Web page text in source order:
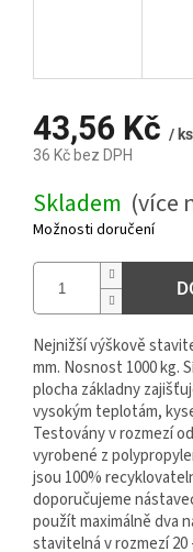
43,56 Kč / ks
36 Kč bez DPH
cena:
Skladem (více
Možnosti doručení
Nejnižší výškově
mm. Nosnost 1000 kg.
plocha základny
vysokým teplotám,
Testovány v rozmezí
vyrobené z
jsou 100%
doporučujeme
použít maximálně dva
stavitelná v rozmezí 20